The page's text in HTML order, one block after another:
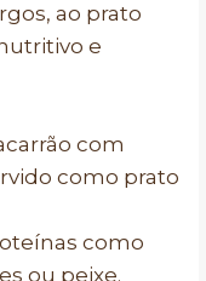
ao prato
e
com
como prato
como
ou peixe.